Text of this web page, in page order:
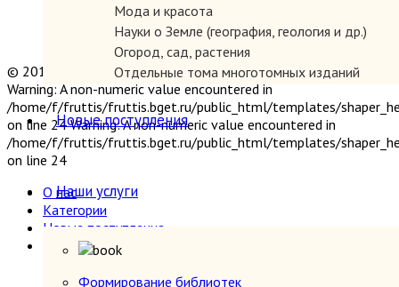
Мода и красота
Науки о Земле (география, геология и др.)
Огород, сад, растения
Отдельные тома многотомных изданий
Открытки
Охота и рыбалка
Педагогика
Политология, геополитика, дипломатия
Промышленность, производство
Религия
Сатира и юмор
Новые поступления
Наши услуги
Формирование библиотек
© 2019 "Параграф" Покупка и продажа антикварных книг
Warning: A non-numeric value encountered in
/home/f/fruttis/fruttis.bget.ru/public_html/templates/
on line 24 Warning: A non-numeric value encountered in
/home/f/fruttis/fruttis.bget.ru/public_html/templates/
on line 24
О нас
Категории
Новые поступления
Наши услуги
Прием книг